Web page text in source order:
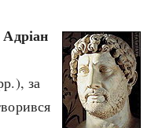
Адріан
за